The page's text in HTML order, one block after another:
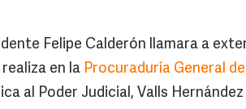
Felipe Calderón llamara a
en la Procuraduría General
al Poder Judicial, Valls